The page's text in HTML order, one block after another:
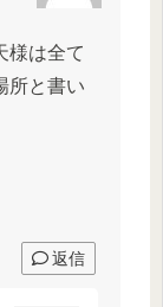
は全て
所と書い
返信